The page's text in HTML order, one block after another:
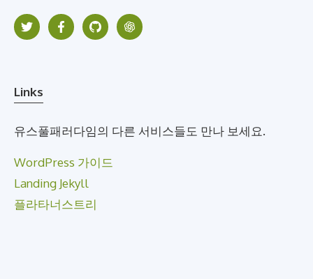
Links
유스풀패러다임의 다른 서비스들도 만나 보세요.
WordPress 가이드
Landing Jekyll
플라타너스트리